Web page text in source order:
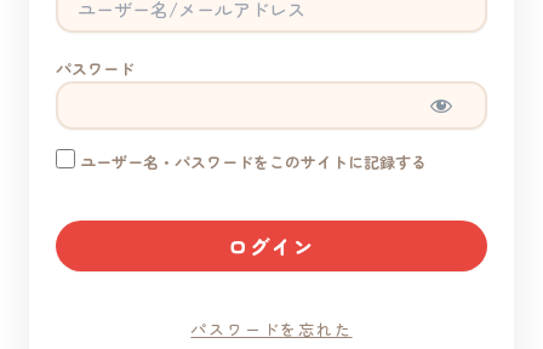
パスワード
ユーザー名・パスワードをこのサイトに記録する
パスワードを忘れた